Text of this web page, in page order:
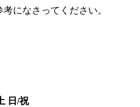
になさってください。
日/祝